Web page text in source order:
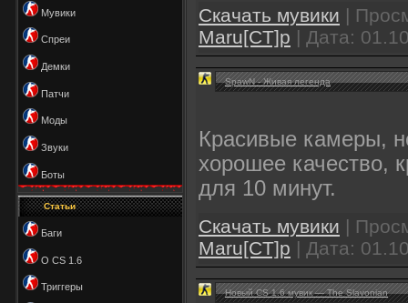
Мувики
Спреи
Демки
Патчи
Моды
Звуки
Боты
Статьи
Баги
О CS 1.6
Триггеры
Скачать мувики |
Maru[CT]p | Дата:
SpawN - Живая легенда
Красивые камеры,
хорошее качество,
для 10 минут.
Скачать мувики |
Maru[CT]p | Дата:
Новый CS 1.6 мувик — The Slavonian